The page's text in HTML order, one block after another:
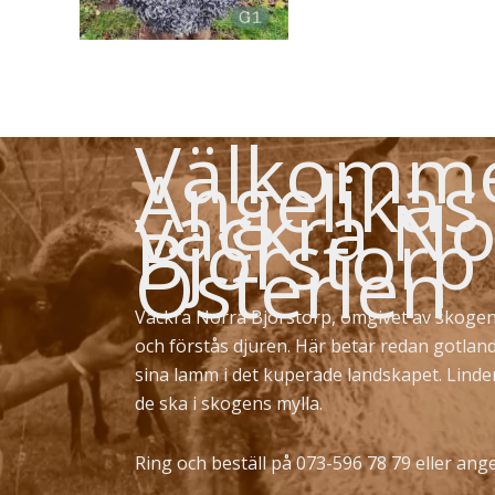
vackra
Björstorp
Österlen
Vackra Norra Björstorp, omgivet av
och förstås djuren. Här betar redan
sina lamm i det kuperade landskapet.
de ska i skogens mylla.
Ring och beställ på 073-596 78 79 eller